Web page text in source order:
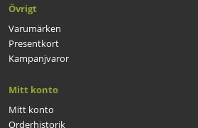
Övrigt
Varumärken
Presentkort
Kampanjvaror
Mitt konto
Mitt konto
Orderhistorik